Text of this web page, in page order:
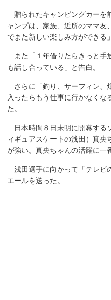
贈られたキャンピングカーを
ャンプは、家族、近所のママ
でまた新しい楽しみ方ができる
また「１年借りたらきっと手
も話し合っている」と告白。
さらに「釣り、サーフィン、
入ったらもう仕事に行かなく
た。
日本時間８日未明に開幕する
ィギュアスケートの浅田）真
が強い。真央ちゃんの活躍に一
浅田選手に向かって「テレビ
エールを送った。